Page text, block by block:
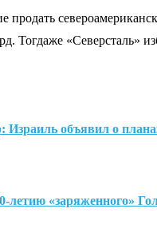
продать
Тогдаже «Северсталь»
объявил о
летию «заряженного»